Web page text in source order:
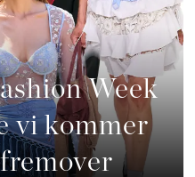
Week
vi kommer